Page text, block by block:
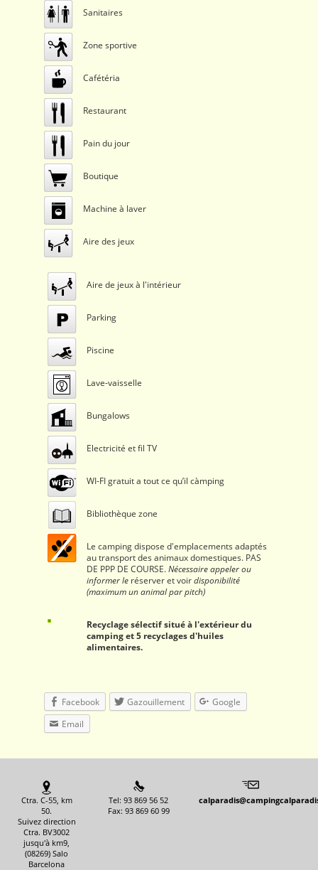
Sanitaires
Zone sportive
Cafétéria
Restaurant
Pain du jour
Boutique
Machine à laver
Aire des jeux
Aire de jeux à l'intérieur
Parking
Piscine
Lave-vaisselle
Bungalows
Electricité et fil TV
WI-FI gratuit a tout ce qu’il càmping
Bibliothèque zone
Le camping dispose d'emplacements adaptés
au transport des animaux domestiques. PAS
DE PPP DE COURSE.Nécessaireappeler ou
informer le réserver et voirdisponibilité
(maximum un animal par pitch)
Recyclage sélectif situé à l'extérieur du
camping et 5 recyclages d'huiles
alimentaires.
Facebook Gazouillement
Google
Email
Ctra. C-55, km
50.
Suivez direction
Ctra. BV3002
jusqu'à km9,
(08269) Salo
Barcelona
Tel: 93 869 56 52
Fax: 93 869 60 99